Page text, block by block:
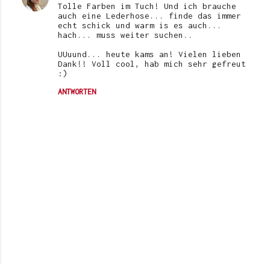
Tolle Farben im Tuch! Und ich brauche
auch eine Lederhose... finde das immer
echt schick und warm is es auch...
hach... muss weiter suchen..
UUuund... heute kams an! Vielen lieben
Dank!! Voll cool, hab mich sehr gefreut
:)
ANTWORTEN